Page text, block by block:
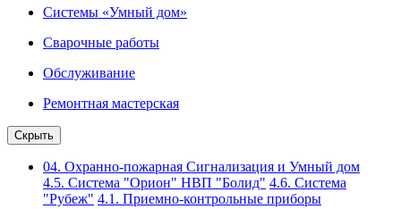
Системы «Умный дом»
Сварочные работы
Обслуживание
Ремонтная мастерская
Скрыть
04. Охранно-пожарная Сигнализация и Умный дом
4.5. Система "Орион" НВП "Болид" 4.6. Система
"Рубеж" 4.1. Приемно-контрольные приборы